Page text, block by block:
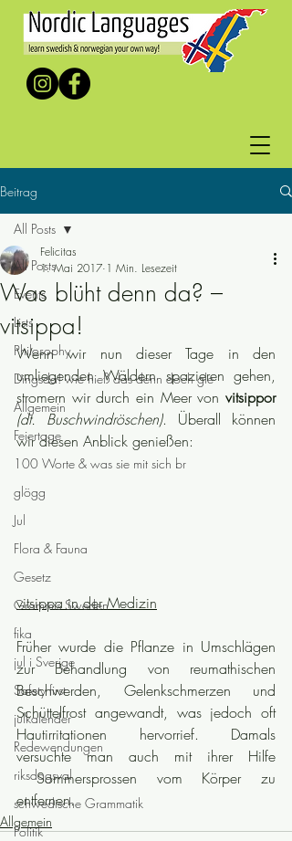
Beitrag
All Posts
Events
Lists
Philosophy
Dingsda! wie hieß das denn doch gle
Allgemein
Feiertage
100 Worte & was sie mit sich br
glögg
Jul
Flora & Fauna
Gesetz
Grammis Sweden
fika
jul i Sverige
Safety first
julkalender
Redewendungen
riksdagsval
schwedische Grammatik
Politik
All Posts
Was blüht denn da? –
vitsippa!
Felicitas
1. Mai 2017 1 Min. Lesezeit
Wenn wir nun dieser Tage in den
umliegenden Wäldern spazieren gehen,
stromern wir durch ein Meer von vitsippor
(dt. Buschwindröschen). Überall können
wir diesen Anblick genießen:
vitsippa in der Medizin
Früher wurde die Pflanze in Umschlägen
zur Behandlung von reumathischen
Beschwerden, Gelenkschmerzen und
Schüttelfrost angewandt, was jedoch oft
Hautirritationen hervorrief. Damals
versuchte man auch mit ihrer Hilfe
Sommersprossen vom Körper zu
entfernen.
Allgemein